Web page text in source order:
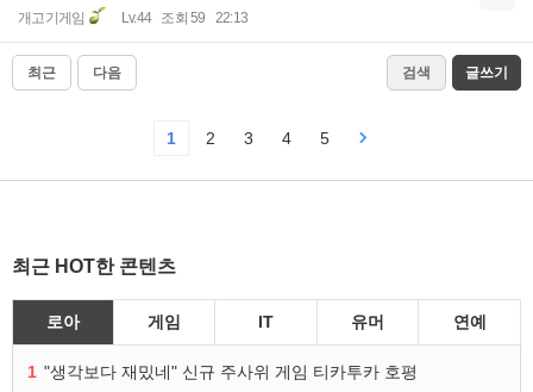
개고기게임 Lv.44 조회 59 22:13
최근 다음 검색 글쓰기
1 2 3 4 5
최근 HOT한 콘텐츠
로아 게임 IT 유머 연예
1 "생각보다 재밌네" 신규 주사위 게임 티카투카 호평